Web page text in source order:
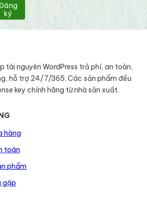
ký
tài nguyên WordPress trả phí, an toàn,
hỗ trợ 24/7/365. Các sản phẩm đều
key chính hãng từ nhà sản xuất.
hàng
toán
phẩm
gặp